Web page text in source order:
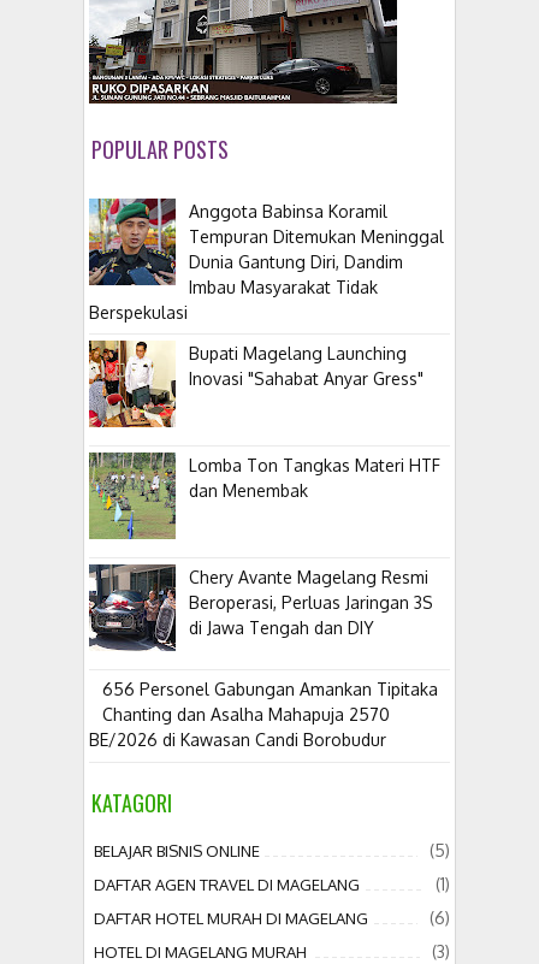
POPULAR POSTS
Anggota Babinsa Koramil
Tempuran Ditemukan Meninggal
Dunia Gantung Diri, Dandim
Imbau Masyarakat Tidak
Berspekulasi
Bupati Magelang Launching
Inovasi "Sahabat Anyar Gress"
Lomba Ton Tangkas Materi HTF
dan Menembak
​Chery Avante Magelang Resmi
Beroperasi, Perluas Jaringan 3S
di Jawa Tengah dan DIY
656 Personel Gabungan Amankan Tipitaka
Chanting dan Asalha Mahapuja 2570
BE/2026 di Kawasan Candi Borobudur
KATAGORI
BELAJAR BISNIS ONLINE (5)
DAFTAR AGEN TRAVEL DI MAGELANG (1)
DAFTAR HOTEL MURAH DI MAGELANG (6)
HOTEL DI MAGELANG MURAH (3)